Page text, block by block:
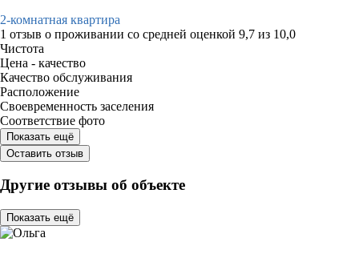
2-комнатная квартира
1 отзыв о проживании со средней оценкой 9,7 из 10,0
Чистота
Цена - качество
Качество обслуживания
Расположение
Своевременность заселения
Соответствие фото
Показать ещё
Оставить отзыв
Другие отзывы об объекте
Показать ещё